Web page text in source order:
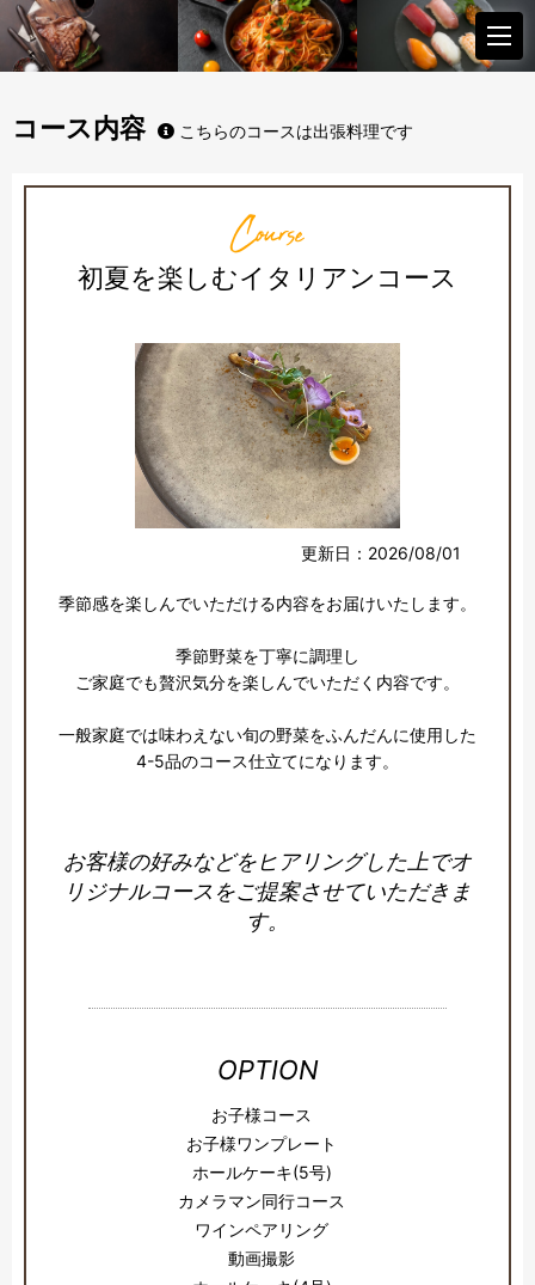
コース内容 こちらのコースは出張料理です
Course
初夏を楽しむイタリアンコース
更新日：2026/08/01
季節感を楽しんでいただける内容をお届けいたします。
季節野菜を丁寧に調理し
ご家庭でも贅沢気分を楽しんでいただく内容です。
一般家庭では味わえない旬の野菜をふんだんに使用した
4-5品のコース仕立てになります。
お客様の好みなどをヒアリングした上でオ
リジナルコースをご提案させていただきま
す。
OPTION
お子様コース
お子様ワンプレート
ホールケーキ(5号)
カメラマン同行コース
ワインペアリング
動画撮影